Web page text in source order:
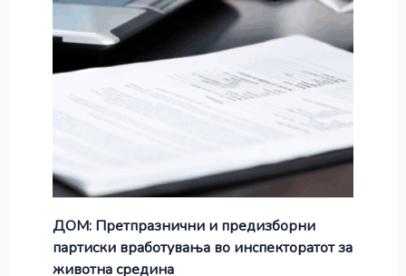
ДОМ: Претпразнични и предизборни
партиски вработувања во инспекторатот за
животна средина